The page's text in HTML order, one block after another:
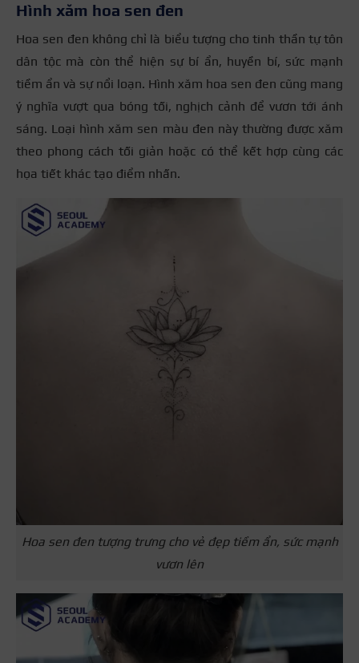
Hình xăm hoa sen đen
Hoa sen đen không chỉ là biểu tượng cho tinh thần tự tôn
dân tộc mà còn thể hiện sự bí ẩn, huyền bí, sức mạnh
tiềm ẩn và sự nổi loạn. Hình xăm hoa sen đen cũng mang
ý nghĩa vượt qua bóng tối, nghịch cảnh để vươn tới ánh
sáng. Loại hình xăm sen màu đen này thường được xăm
theo phong cách tối giản hoặc có thể kết hợp cùng các
họa tiết khác tạo điểm nhấn.
Hoa sen đen tượng trưng cho vẻ đẹp tiềm ẩn, sức mạnh
vươn lên